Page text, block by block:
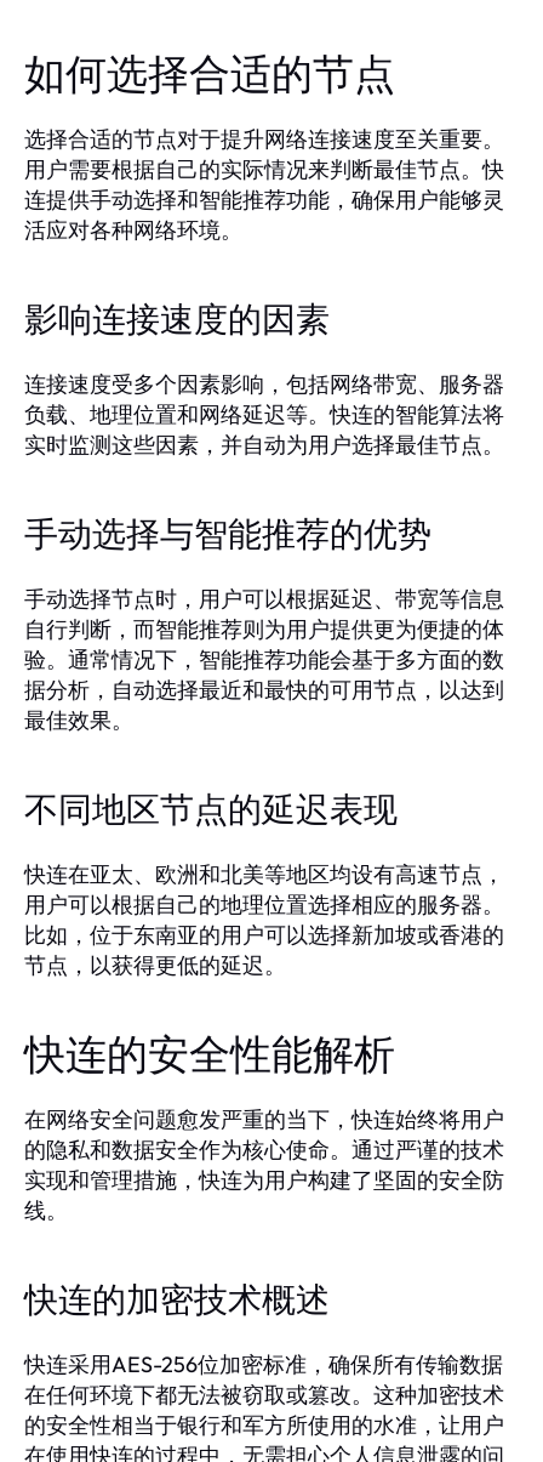
如何选择合适的节点
选择合适的节点对于提升网络连接速度至关重要。
用户需要根据自己的实际情况来判断最佳节点。快
连提供手动选择和智能推荐功能，确保用户能够灵
活应对各种网络环境。
影响连接速度的因素
连接速度受多个因素影响，包括网络带宽、服务器
负载、地理位置和网络延迟等。快连的智能算法将
实时监测这些因素，并自动为用户选择最佳节点。
手动选择与智能推荐的优势
手动选择节点时，用户可以根据延迟、带宽等信息
自行判断，而智能推荐则为用户提供更为便捷的体
验。通常情况下，智能推荐功能会基于多方面的数
据分析，自动选择最近和最快的可用节点，以达到
最佳效果。
不同地区节点的延迟表现
快连在亚太、欧洲和北美等地区均设有高速节点，
用户可以根据自己的地理位置选择相应的服务器。
比如，位于东南亚的用户可以选择新加坡或香港的
节点，以获得更低的延迟。
快连的安全性能解析
在网络安全问题愈发严重的当下，快连始终将用户
的隐私和数据安全作为核心使命。通过严谨的技术
实现和管理措施，快连为用户构建了坚固的安全防
线。
快连的加密技术概述
快连采用AES-256位加密标准，确保所有传输数据
在任何环境下都无法被窃取或篡改。这种加密技术
的安全性相当于银行和军方所使用的水准，让用户
在使用快连的过程中，无需担心个人信息泄露的问